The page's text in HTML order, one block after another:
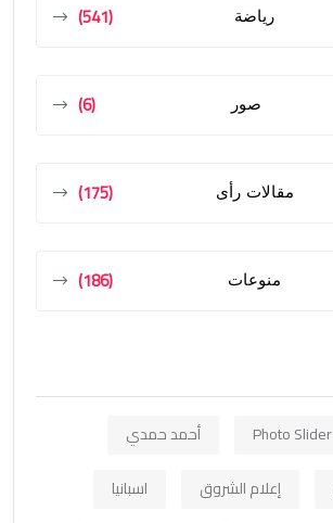
رياضة (541)
صور (6)
مقالات رأى (175)
منوعات (186)
Photo Slider
أحمد حمدي
إعلام الشروق
اسبانيا